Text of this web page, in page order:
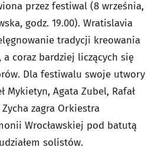
przez festiwal (8 września,
godz. 19.00). Wratislavia
tradycji kreowania
a coraz bardziej liczących się
Dla festiwalu swoje utwory
Mykietyn, Agata Zubel, Rafał
zagra Orkiestra
Wrocławskiej pod batutą
solistów.